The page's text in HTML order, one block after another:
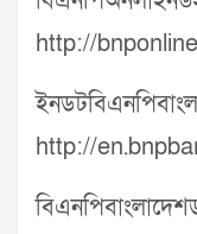
http://
http://